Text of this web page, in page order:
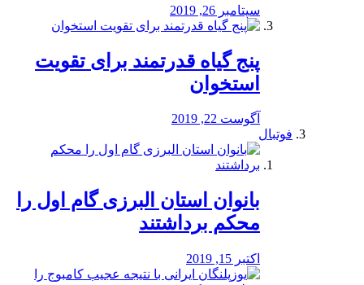
سپتامبر 26, 2019
پنج گیاه قدرتمند برای تقویت
استخوان
آگوست 22, 2019
فوتبال
بانوان استان البرزی گام اول را
محكم برداشتند
اکتبر 15, 2019